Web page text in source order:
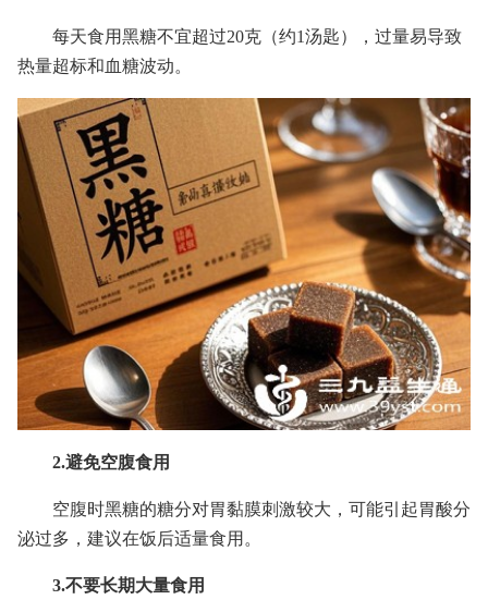
每天食用黑糖不宜超过20克（约1汤匙），过量易导致
热量超标和血糖波动。
2.避免空腹食用
空腹时黑糖的糖分对胃黏膜刺激较大，可能引起胃酸分
泌过多，建议在饭后适量食用。
3.不要长期大量食用